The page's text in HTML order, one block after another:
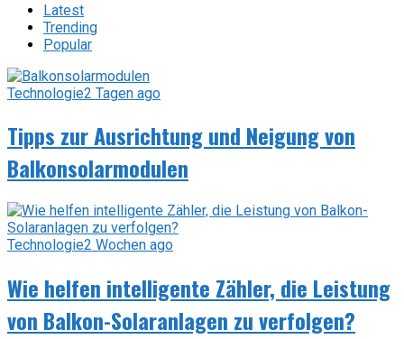
Latest
Trending
Popular
Technologie2 Tagen ago
Tipps zur Ausrichtung und Neigung von
Balkonsolarmodulen
Technologie2 Wochen ago
Wie helfen intelligente Zähler, die Leistung
von Balkon-Solaranlagen zu verfolgen?